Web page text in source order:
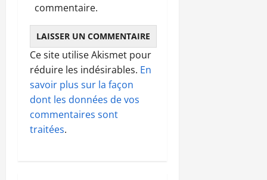
commentaire.
Ce site utilise Akismet pour
réduire les indésirables. En
savoir plus sur la façon
dont les données de vos
commentaires sont
traitées.